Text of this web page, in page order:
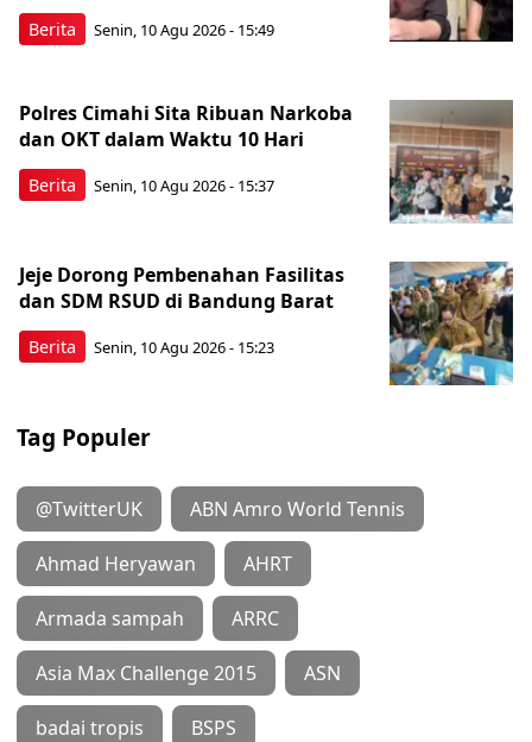
Berita Senin, 10 Agu 2026 - 15:49
Berita
Polres Cimahi Sita Ribuan Narkoba
dan OKT dalam Waktu 10 Hari
Senin, 10 Agu 2026 - 15:37
Berita
Jeje Dorong Pembenahan Fasilitas
dan SDM RSUD di Bandung Barat
Senin, 10 Agu 2026 - 15:23
Tag Populer
@TwitterUK ABN Amro World Tennis
Ahmad Heryawan AHRT
Armada sampah ARRC
Asia Max Challenge 2015 ASN
badai tropis BSPS